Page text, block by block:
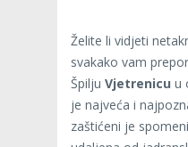
Želite li vidjeti
svakako vam
Špilju Vjetrenicu u
je najveća i
zaštićeni je